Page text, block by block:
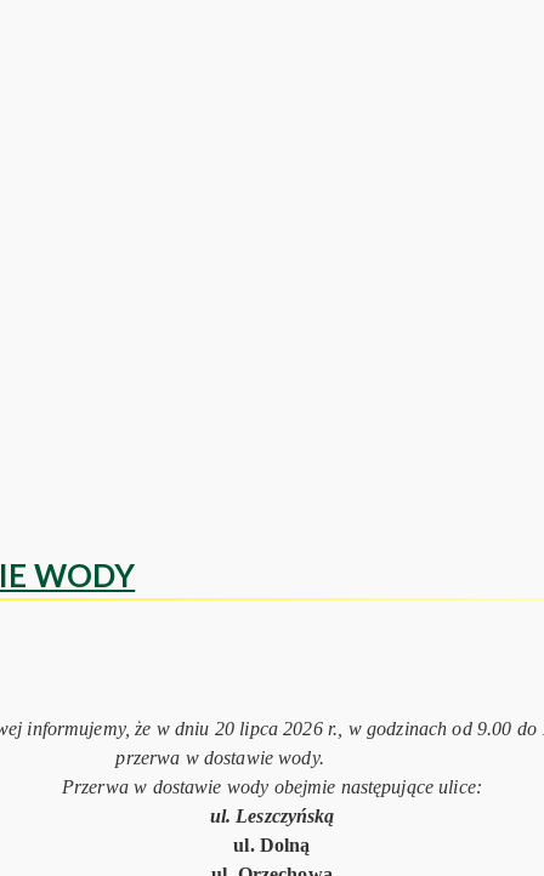
WODY
informujemy, że w dniu 20 lipca 2026 r., w godzinach od 9.00
przerwa w dostawie wody.
Przerwa w dostawie wody obejmie następujące ulice:
ul. Leszczyńską
ul. Dolną